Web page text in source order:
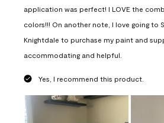
application was perfect! I LOVE the
colors!!! On another note, I love going to
Knightdale to purchase my paint and
accommodating and helpful.
Yes, I recommend this product.